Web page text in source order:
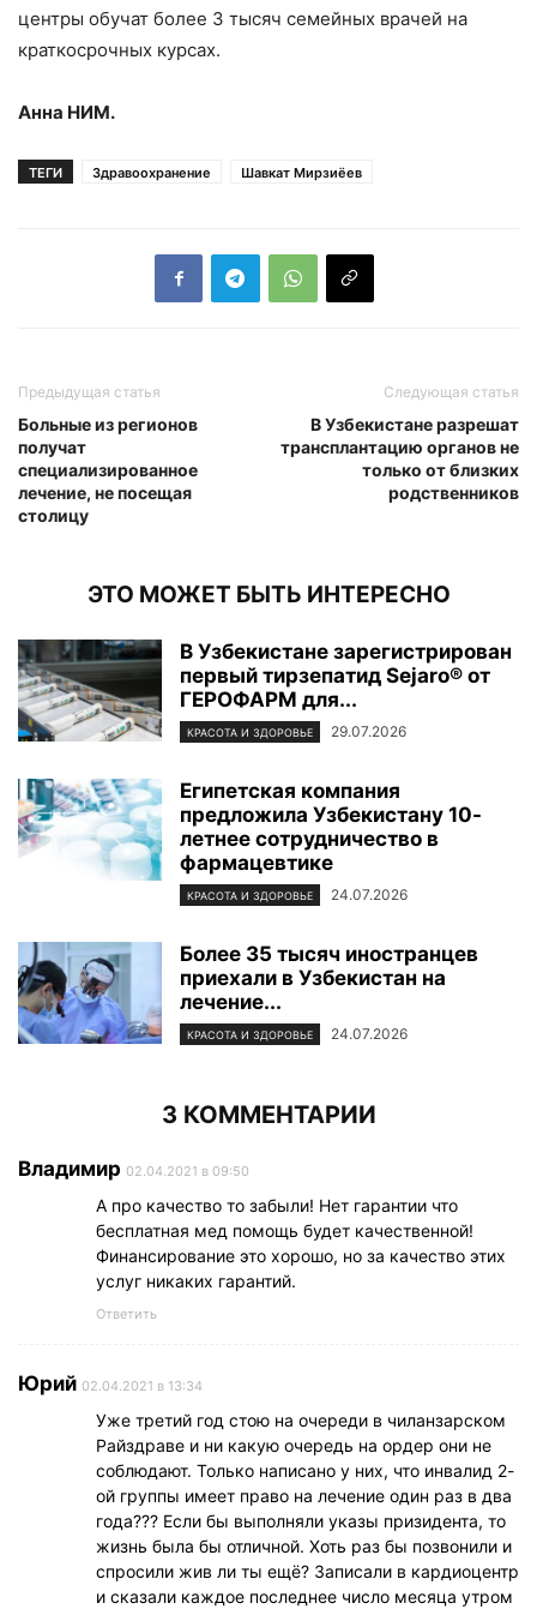
центры обучат более 3 тысяч семейных врачей на
краткосрочных курсах.
Анна НИМ.
ТЕГИ Здравоохранение Шавкат Мирзиёев
Предыдущая статья
Больные из регионов
получат
специализированное
лечение, не посещая
столицу
Следующая статья
В Узбекистане разрешат
трансплантацию органов не
только от близких
родственников
ЭТО МОЖЕТ БЫТЬ ИНТЕРЕСНО
В Узбекистане зарегистрирован
первый тирзепатид Sejaro® от
ГЕРОФАРМ для...
КРАСОТА И ЗДОРОВЬЕ 29.07.2026
Египетская компания
предложила Узбекистану 10-
летнее сотрудничество в
фармацевтике
КРАСОТА И ЗДОРОВЬЕ 24.07.2026
Более 35 тысяч иностранцев
приехали в Узбекистан на
лечение...
КРАСОТА И ЗДОРОВЬЕ 24.07.2026
3 КОММЕНТАРИИ
Владимир 02.04.2021 в 09:50
А про качество то забыли! Нет гарантии что
бесплатная мед помощь будет качественной!
Финансирование это хорошо, но за качество этих
услуг никаких гарантий.
Ответить
Юрий 02.04.2021 в 13:34
Уже третий год стою на очереди в чиланзарском
Райздраве и ни какую очередь на ордер они не
соблюдают. Только написано у них, что инвалид 2-
ой группы имеет право на лечение один раз в два
года??? Если бы выполняли указы призидента, то
жизнь была бы отличной. Хоть раз бы позвонили и
спросили жив ли ты ещё? Записали в кардиоцентр
и сказали каждое последнее число месяца утром